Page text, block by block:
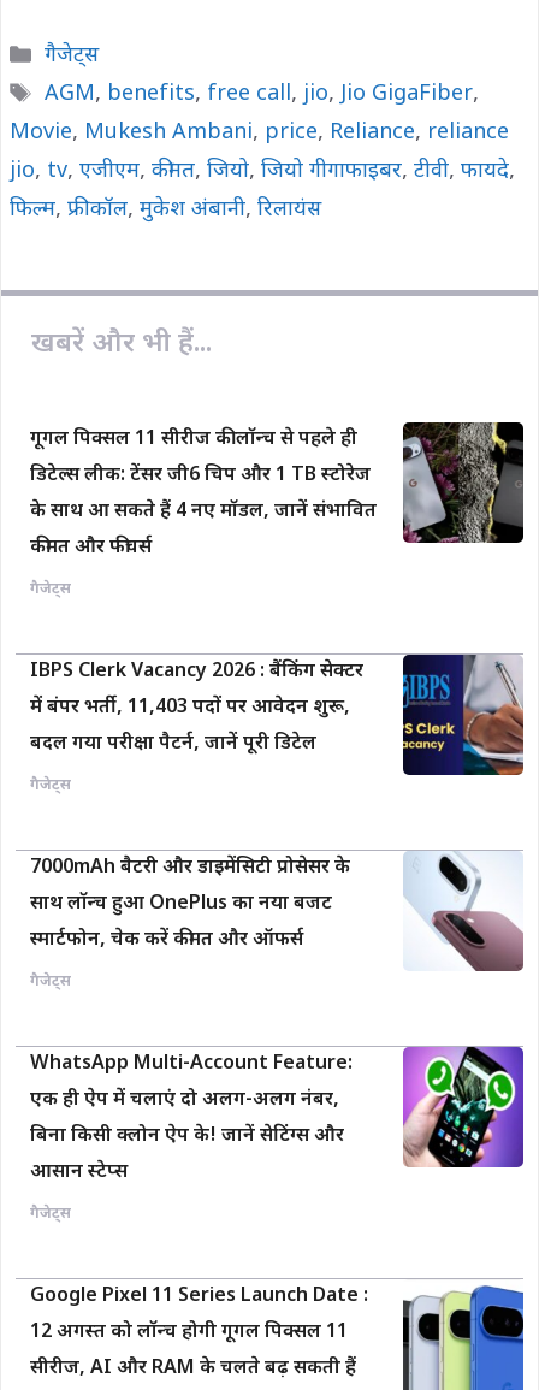
e
b
o
o
k
s
A
p
p
L
i
n
k
l
e
Categories
गैजेट्स
Tags
AGM, benefits, free call, jio,Jio GigaFiber,
Movie, Mukesh Ambani, price, Reliance, reliance
jio, tv, एजीएम, कीमत, जियो, जियो गीगाफाइबर, टीवी, फायदे,
फिल्म, फ्री कॉल, मुकेश अंबानी, रिलायंस
खबरें और भी हैं...
गूगल पिक्सल 11 सीरीज की लॉन्च से पहले ही
डिटेल्स लीक: टेंसर जी6 चिप और 1 TB स्टोरेज
के साथ आ सकते हैं 4 नए मॉडल, जानें संभावित
कीमत और फीचर्स
गैजेट्स
IBPS Clerk Vacancy 2026 : बैंकिंग सेक्टर
में बंपर भर्ती, 11,403 पदों पर आवेदन शुरू,
बदल गया परीक्षा पैटर्न, जानें पूरी डिटेल
गैजेट्स
7000mAh बैटरी और डाइमेंसिटी प्रोसेसर के
साथ लॉन्च हुआ OnePlus का नया बजट
स्मार्टफोन, चेक करें कीमत और ऑफर्स
गैजेट्स
WhatsApp Multi-Account Feature:
एक ही ऐप में चलाएं दो अलग-अलग नंबर,
बिना किसी क्लोन ऐप के! जानें सेटिंग्स और
आसान स्टेप्स
गैजेट्स
Google Pixel 11 Series Launch Date :
12 अगस्त को लॉन्च होगी गूगल पिक्सल 11
सीरीज, AI और RAM के चलते बढ़ सकती हैं